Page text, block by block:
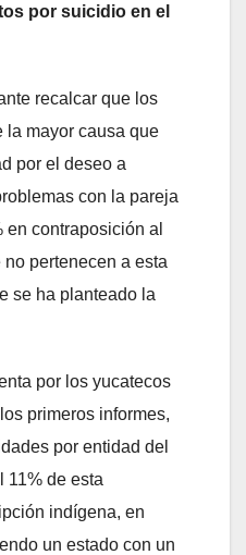
por suicidio en el
recalcar que los
la mayor causa que
por el deseo a
con la pareja
contraposición al
pertenecen a esta
se ha planteado la
por los yucatecos
primeros informes,
por entidad del
11% de esta
indígena, en
un estado con un